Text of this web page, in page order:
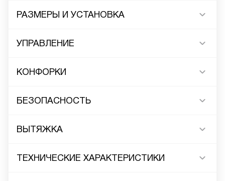
РАЗМЕРЫ И УСТАНОВКА
УПРАВЛЕНИЕ
КОНФОРКИ
БЕЗОПАСНОСТЬ
ВЫТЯЖКА
ТЕХНИЧЕСКИЕ ХАРАКТЕРИСТИКИ